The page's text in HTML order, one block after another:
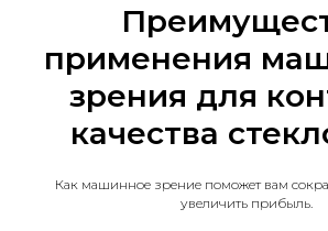
применения
зрения для
качества
Как машинное зрение поможет вам
увеличить прибыль.